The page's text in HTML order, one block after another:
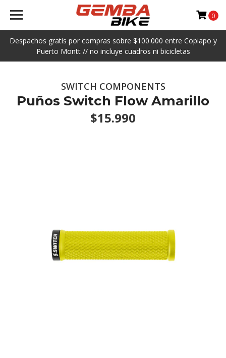
Despachos gratis por compras sobre $100.000 entre Copiapo y
Puerto Montt // no incluye cuadros ni bicicletas
0
SWITCH COMPONENTS
Puños Switch Flow Amarillo
$15.990